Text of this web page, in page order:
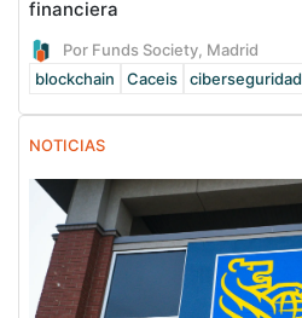
financiera
Por Funds Society, Madrid
blockchain
Caceis ciberseguridad
NOTICIAS